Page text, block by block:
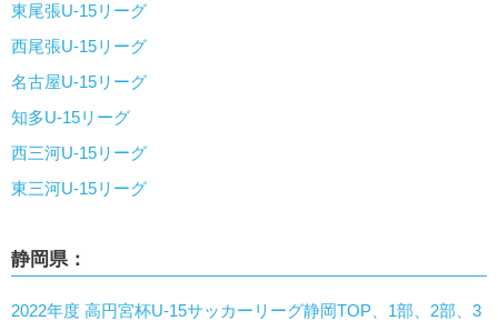
東尾張U-15リーグ
西尾張U-15リーグ
名古屋U-15リーグ
知多U-15リーグ
西三河U-15リーグ
東三河U-15リーグ
静岡県：
2022年度 高円宮杯U-15サッカーリーグ静岡TOP、1部、2部、3